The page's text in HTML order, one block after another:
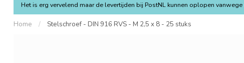
Het is erg vervelend maar de levertijden bij PostNL kunnen oplopen
Home / Stelschroef - DIN 916 RVS - M 2,5 x 8 - 25 stuks